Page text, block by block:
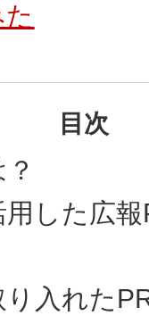
目次
した広
入れた